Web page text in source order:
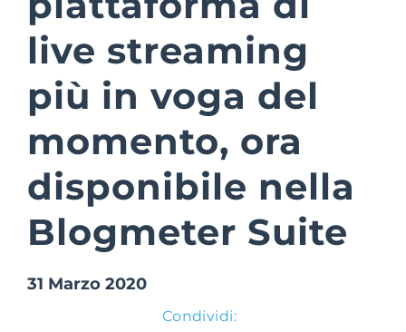
Suite Login
live streaming
più in voga del
momento, ora
disponibile nella
Blogmeter Suite
31 Marzo 2020
Condividi: